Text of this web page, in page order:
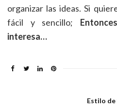
organizar las ideas. Si
fácil y sencillo;
interesa…
Estilo de